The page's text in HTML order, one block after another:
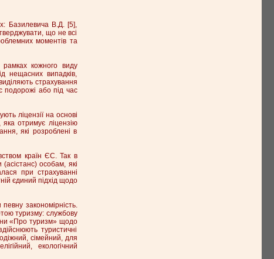
Базилевича В.Д. [5],
що не всі
моментів та
рамках кожного виду
нещасних випадків,
страхування
подорожі або під час
ліцензії на основі
отримує ліцензію
які розроблені в
країн ЄС. Так в
особам, які
при страхуванні
єдиний підхід щодо
закономірність.
туризму: службову
«Про туризм» щодо
туристичні
сімейний, для
екологічний